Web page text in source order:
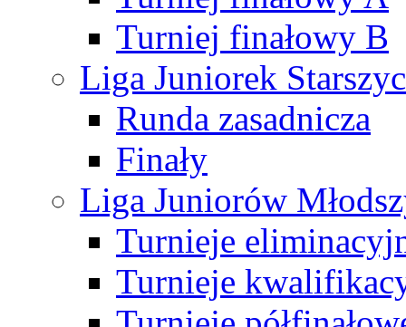
Turniej finałowy B
Liga Juniorek
Runda zasadnicza
Finały
Liga Juniorów
Turnieje
Turnieje